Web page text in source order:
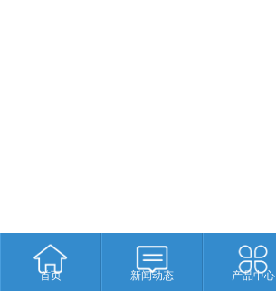
首页 新闻动态 产品中心